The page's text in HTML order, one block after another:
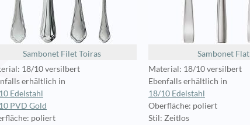
Sambonet Filet Toiras
18/10 versilbert
erhältlich in
Edelstahl
PVD Gold
poliert
Sambonet Flat
Material: 18/10 versilbert
Ebenfalls erhältlich in
18/10 Edelstahl
Oberfläche: poliert
Stil: Zeitlos